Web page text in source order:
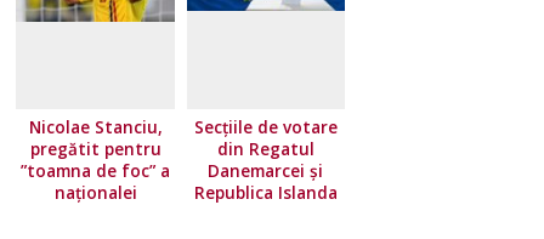
Nicolae Stanciu,
pregătit pentru
”toamna de foc” a
naționalei
Secțiile de votare
din Regatul
Danemarcei și
Republica Islanda